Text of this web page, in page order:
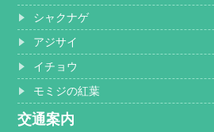
シャクナゲ
アジサイ
イチョウ
モミジの紅葉
交通案内